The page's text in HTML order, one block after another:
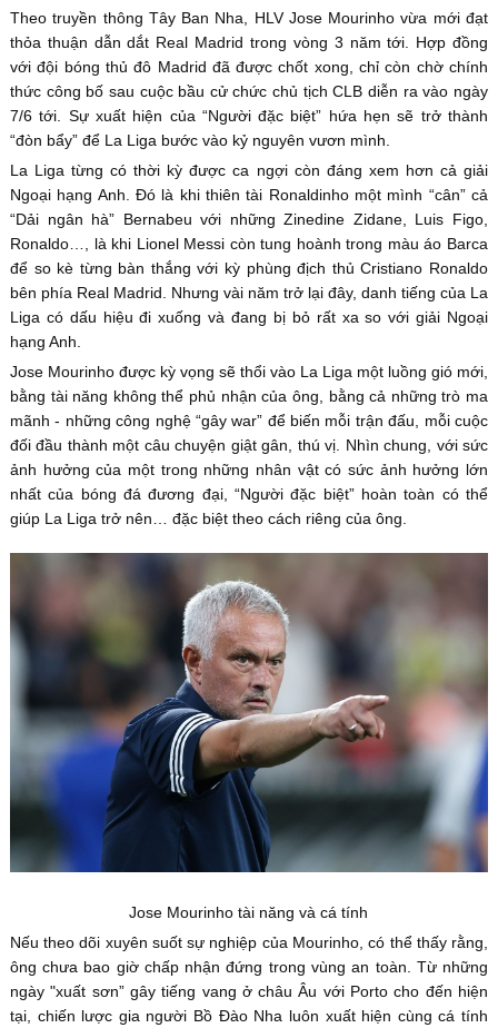
Theo truyền thông Tây Ban Nha, HLV Jose Mourinho vừa mới đạt
thỏa thuận dẫn dắt Real Madrid trong vòng 3 năm tới. Hợp đồng
với đội bóng thủ đô Madrid đã được chốt xong, chỉ còn chờ chính
thức công bố sau cuộc bầu cử chức chủ tịch CLB diễn ra vào ngày
7/6 tới. Sự xuất hiện của “Người đặc biệt” hứa hẹn sẽ trở thành
“đòn bẩy” để La Liga bước vào kỷ nguyên vươn mình.
La Liga từng có thời kỳ được ca ngợi còn đáng xem hơn cả giải
Ngoại hạng Anh. Đó là khi thiên tài Ronaldinho một mình “cân” cả
“Dải ngân hà” Bernabeu với những Zinedine Zidane, Luis Figo,
Ronaldo…, là khi Lionel Messi còn tung hoành trong màu áo Barca
để so kè từng bàn thắng với kỳ phùng địch thủ Cristiano Ronaldo
bên phía Real Madrid. Nhưng vài năm trở lại đây, danh tiếng của La
Liga có dấu hiệu đi xuống và đang bị bỏ rất xa so với giải Ngoại
hạng Anh.
Jose Mourinho được kỳ vọng sẽ thổi vào La Liga một luồng gió mới,
bằng tài năng không thể phủ nhận của ông, bằng cả những trò ma
mãnh - những công nghệ “gây war” để biến mỗi trận đấu, mỗi cuộc
đối đầu thành một câu chuyện giật gân, thú vị. Nhìn chung, với sức
ảnh hưởng của một trong những nhân vật có sức ảnh hưởng lớn
nhất của bóng đá đương đại, “Người đặc biệt” hoàn toàn có thể
giúp La Liga trở nên… đặc biệt theo cách riêng của ông.
Jose Mourinho tài năng và cá tính
Nếu theo dõi xuyên suốt sự nghiệp của Mourinho, có thể thấy rằng,
ông chưa bao giờ chấp nhận đứng trong vùng an toàn. Từ những
ngày "xuất sơn” gây tiếng vang ở châu Âu với Porto cho đến hiện
tại, chiến lược gia người Bồ Đào Nha luôn xuất hiện cùng cá tính